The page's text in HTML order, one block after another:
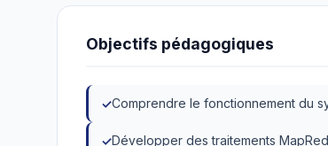
Objectifs pédagogiques
Comprendre le fonctionnement du
Développer des traitements